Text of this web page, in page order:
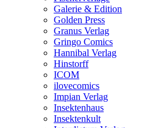
Galerie & Edition
Golden Press
Granus Verlag
Gringo Comics
Hannibal Verlag
Hinstorff
ICOM
ilovecomics
Impian Verlag
Insektenhaus
Insektenkult